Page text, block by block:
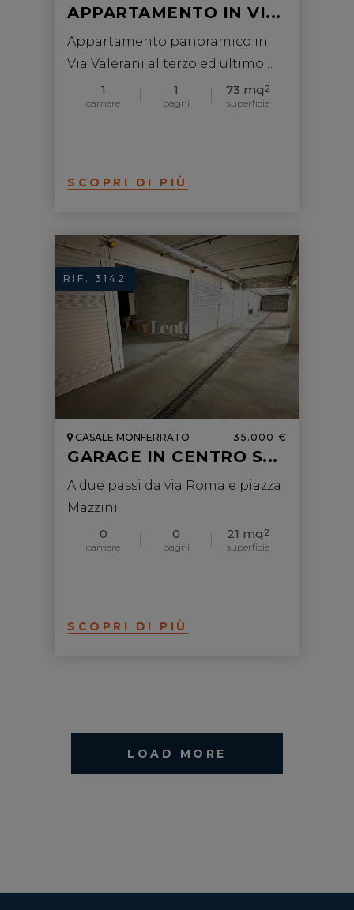
APPARTAMENTO IN VI...
Appartamento panoramico in
Via Valerani al terzo ed ultimo
piano1
camere
1
bagni
73 mq 2
superficie
SCOPRI DI PIÙ
RIF. 3142
CASALE MONFERRATO 35.000 €
GARAGE IN CENTRO S...
A due passi da via Roma e piazza
Mazzini.
0
camere
0
bagni
21 mq 2
superficie
SCOPRI DI PIÙ
LOAD MORE